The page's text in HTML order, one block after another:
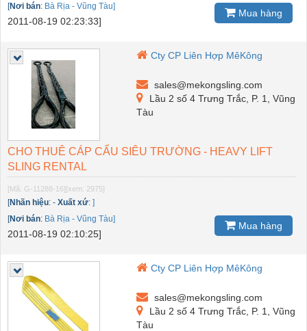
[Nơi bán: Bà Rịa - Vũng Tàu]
2011-08-19 02:23:33]
Mua hàng
Cty CP Liên Hợp MêKông
sales@mekongsling.com
Lầu 2 số 4 Trưng Trắc, P. 1, Vũng
Tàu
CHO THUÊ CÁP CẨU SIÊU TRƯỜNG - HEAVY LIFT
SLING RENTAL
[Mã: G-11288-16][xem: 2975]
[Nhãn hiệu: - Xuất xứ: ]
[Nơi bán: Bà Rịa - Vũng Tàu]
2011-08-19 02:10:25]
Mua hàng
Cty CP Liên Hợp MêKông
sales@mekongsling.com
Lầu 2 số 4 Trưng Trắc, P. 1, Vũng
Tàu